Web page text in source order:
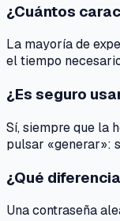
¿Cuántos
La mayoría de
el tiempo
¿Es seguro
Sí, siempre que la
pulsar «generar»:
¿Qué
Una contraseña